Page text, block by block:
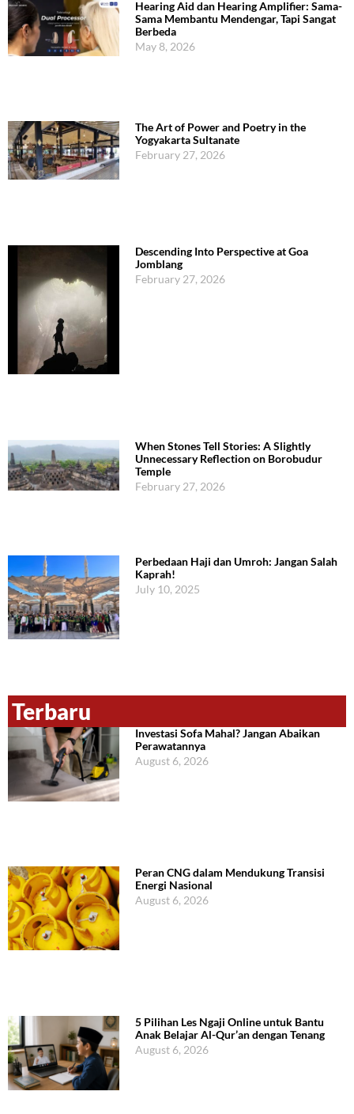
Hearing Aid dan Hearing Amplifier: Sama-
Sama Membantu Mendengar, Tapi Sangat
Berbeda
May 8, 2026
The Art of Power and Poetry in the
Yogyakarta Sultanate
February 27, 2026
Descending Into Perspective at Goa
Jomblang
February 27, 2026
When Stones Tell Stories: A Slightly
Unnecessary Reflection on Borobudur
Temple
February 27, 2026
Perbedaan Haji dan Umroh: Jangan Salah
Kaprah!
July 10, 2025
Terbaru
Investasi Sofa Mahal? Jangan Abaikan
Perawatannya
August 6, 2026
Peran CNG dalam Mendukung Transisi
Energi Nasional
August 6, 2026
5 Pilihan Les Ngaji Online untuk Bantu
Anak Belajar Al-Qur’an dengan Tenang
August 6, 2026